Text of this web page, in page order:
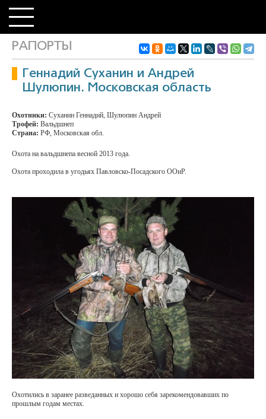
РАПОРТЫ
Геннадий Суханин и Андрей
Шулюпин. Московская область
Охотники: Суханин Геннадий, Шулюпин Андрей
Трофей: Вальдшнеп
Страна: РФ, Московская обл.
Охота на вальдшнепа весной 2013 года.
Охота проходила в угодьях Павловско-Посадского ООиР.
Охотились в заранее разведанных и хорошо себя зарекомендовавших по
прошлым годам местах.